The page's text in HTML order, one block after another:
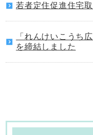
若者定住促進住宅
「れんけいこうち
を締結しました